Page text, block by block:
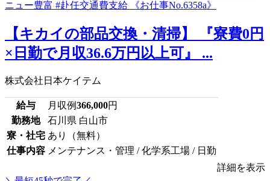
【キカイの部品交換・清掃】 『寮費0円
×日勤で月収36.6万円以上可』 ...
株式会社日本ケイテム
給与 月収例366,000円
勤務地
石川県 白山市
寮・社宅 あり（無料）
仕事内容 メンテナンス・管理 / 化学系工場 / 日勤
詳細を表示